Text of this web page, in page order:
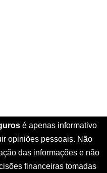
é apenas informativo
opiniões pessoais. Não
das informações e não
financeiras tomadas